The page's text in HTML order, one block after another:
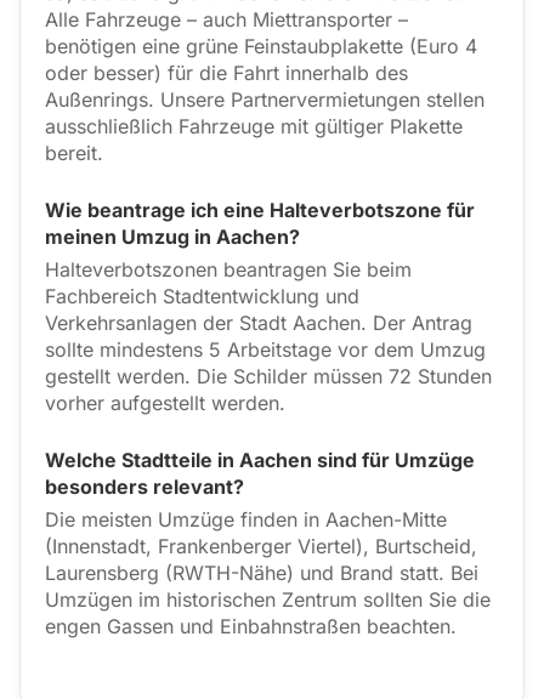
Alle Fahrzeuge – auch Miettransporter –
benötigen eine grüne Feinstaubplakette (Euro 4
oder besser) für die Fahrt innerhalb des
Außenrings. Unsere Partnervermietungen stellen
ausschließlich Fahrzeuge mit gültiger Plakette
bereit.
Wie beantrage ich eine Halteverbotszone für
meinen Umzug in Aachen?
Halteverbotszonen beantragen Sie beim
Fachbereich Stadtentwicklung und
Verkehrsanlagen der Stadt Aachen. Der Antrag
sollte mindestens 5 Arbeitstage vor dem Umzug
gestellt werden. Die Schilder müssen 72 Stunden
vorher aufgestellt werden.
Welche Stadtteile in Aachen sind für Umzüge
besonders relevant?
Die meisten Umzüge finden in Aachen-Mitte
(Innenstadt, Frankenberger Viertel), Burtscheid,
Laurensberg (RWTH-Nähe) und Brand statt. Bei
Umzügen im historischen Zentrum sollten Sie die
engen Gassen und Einbahnstraßen beachten.